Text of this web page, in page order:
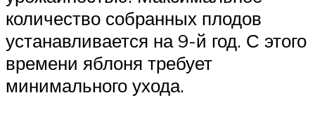
количество собранных плодов
устанавливается на 9-й год. С этого
времени яблоня требует
минимального ухода.